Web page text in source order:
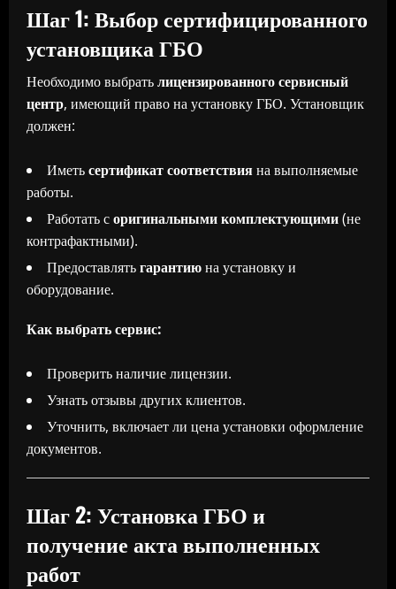
Шаг 1: Выбор сертифицированного
установщика ГБО
Необходимо выбратьлицензированного сервисный
центр, имеющий право на установку ГБО. Установщик
должен:
Иметьсертификат соответствияна выполняемые
работы.
Работать соригинальными комплектующими(не
контрафактными).
Предоставлятьгарантиюна установку и
оборудование.
Как выбрать сервис:
Проверить наличие лицензии.
Узнать отзывы других клиентов.
Уточнить, включает ли цена установки оформление
документов.
Шаг 2: Установка ГБО и
получение акта выполненных
работ